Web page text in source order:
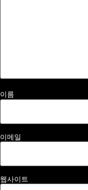
이름
이메일
웹사이트